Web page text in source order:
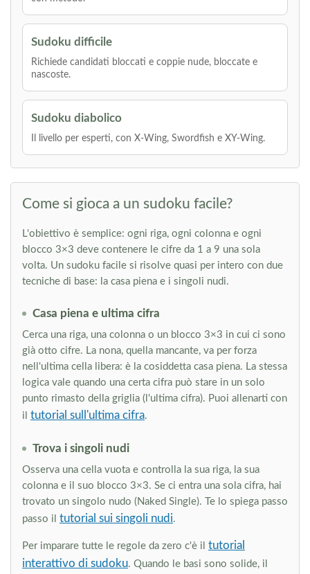
Sudoku difficile
Richiede candidati bloccati e coppie nude, bloccate e
nascoste.
Sudoku diabolico
Il livello per esperti, con X-Wing, Swordfish e XY-Wing.
Come si gioca a un sudoku facile?
L'obiettivo è semplice: ogni riga, ogni colonna e ogni
blocco 3×3 deve contenere le cifre da 1 a 9 una sola
volta. Un sudoku facile si risolve quasi per intero con due
tecniche di base: la casa piena e i singoli nudi.
Casa piena e ultima cifra
Cerca una riga, una colonna o un blocco 3×3 in cui ci sono
già otto cifre. La nona, quella mancante, va per forza
nell'ultima cella libera: è la cosiddetta casa piena. La stessa
logica vale quando una certa cifra può stare in un solo
punto rimasto della griglia (l'ultima cifra). Puoi allenarti con
il tutorial sull'ultima cifra.
Trova i singoli nudi
Osserva una cella vuota e controlla la sua riga, la sua
colonna e il suo blocco 3×3. Se ci entra una sola cifra, hai
trovato un singolo nudo (Naked Single). Te lo spiega passo
passo il tutorial sui singoli nudi.
Per imparare tutte le regole da zero c'è il tutorial
interattivo di sudoku. Quando le basi sono solide, il